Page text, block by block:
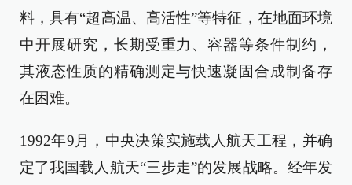
料，具有“超高温、高活性”等特征，在地面环境
中开展研究，长期受重力、容器等条件制约，
其液态性质的精确测定与快速凝固合成制备存
在困难。
1992年9月，中央决策实施载人航天工程，并确
定了我国载人航天“三步走”的发展战略。经年发